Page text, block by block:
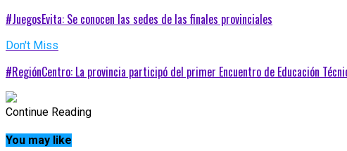
#JuegosEvita: Se conocen las sedes de las finales provinciales
Don't Miss
#RegiónCentro: La provincia participó del primer Encuentro de Educación
Continue Reading
You may like